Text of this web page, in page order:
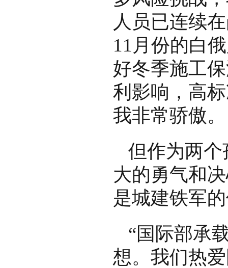
人员已连续
11月份的白
好冬季施工
利影响，高
我非常骄傲。
但作为两个
大的勇气和
是城建铁军
“国际部承
想。我们热